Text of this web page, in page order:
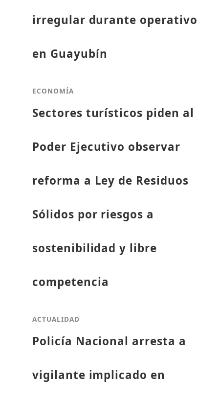
irregular durante operativo
en Guayubín
ECONOMÍA
Sectores turísticos piden al
Poder Ejecutivo observar
reforma a Ley de Residuos
Sólidos por riesgos a
sostenibilidad y libre
competencia
ACTUALIDAD
Policía Nacional arresta a
vigilante implicado en